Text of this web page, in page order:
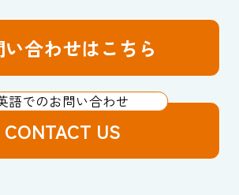
い合わせはこちら
CONTACT US